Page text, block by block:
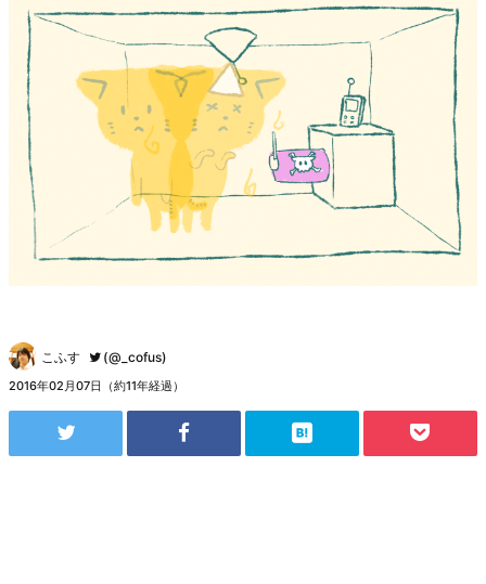
こふす (@_cofus)
2016年02月07日（約11年経過）